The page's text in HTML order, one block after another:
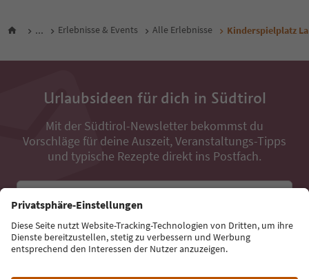
... Erlebnisse & Events Alle Erlebnisse Kinderspielplatz La
Urlaubsideen für dich in Südtirol
Mit der Südtirol-Newsletter bekommst du
Vorschläge für deine Auszeit, Veranstaltungs-Tipps
und typische Rezepte direkt ins Postfach.
Jetzt anmelden